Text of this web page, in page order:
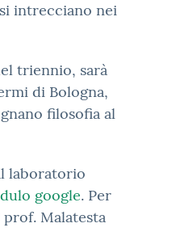
intrecciano nei
triennio, sarà
di Bologna,
filosofia al
laboratorio
google. Per
Malatesta